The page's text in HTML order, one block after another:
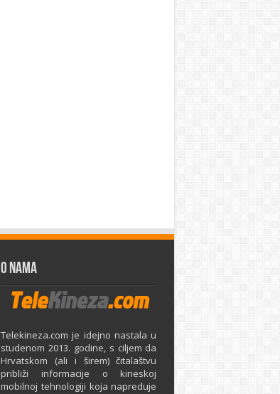
O Nama
Telekineza.com je idejno nastala u
studenom 2013. godine, s ciljem da
Hrvatskom (ali i širem) čitalaštvu
približi informacije o kineskoj
mobilnoj tehnologiji koja napreduje